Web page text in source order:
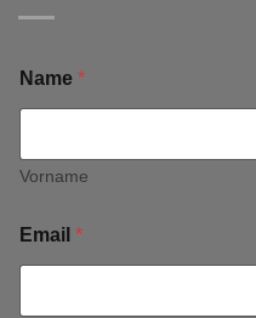
Name *
Vorname
Email *